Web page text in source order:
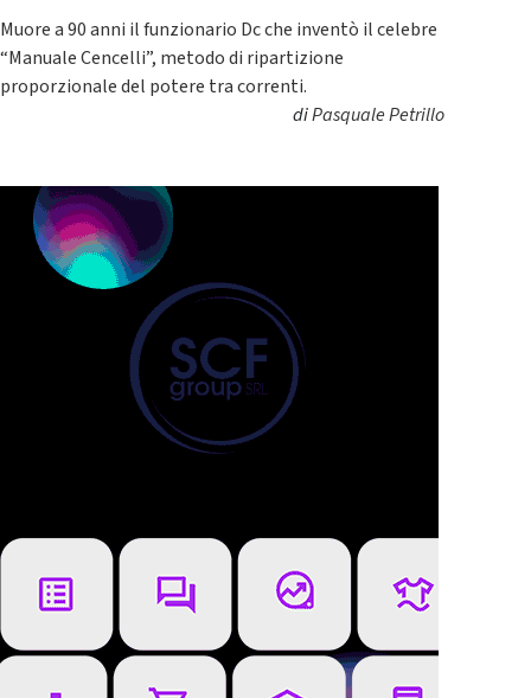
Muore a 90 anni il funzionario Dc che inventò il celebre
“Manuale Cencelli”, metodo di ripartizione
proporzionale del potere tra correnti.
diPasquale Petrillo